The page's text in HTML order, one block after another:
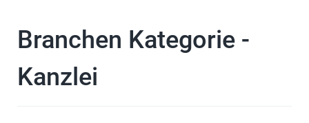
Branchen Kategorie -
Kanzlei